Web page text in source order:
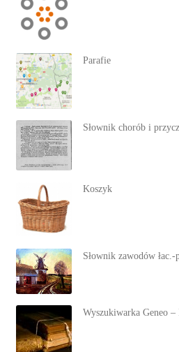
Parafie
Słownik chorób i
Koszyk
Słownik zawodów łac.-
Wyszukiwarka Geneo